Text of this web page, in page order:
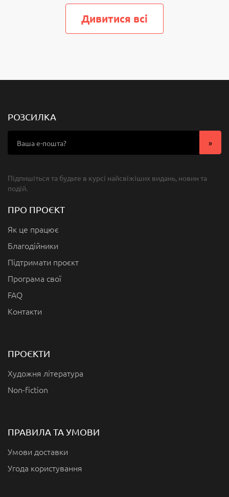
Дивитися всi
РОЗСИЛКА
Підпишіться та будьте в курсі найсвіжіших видань, новин та
подій.
ПРО ПРОЄКТ
Як це працює
Благодійники
Підтримати проєкт
Програма свої
FAQ
Контакти
ПРОЄКТИ
Художня література
Non-fiction
ПРАВИЛА ТА УМОВИ
Умови доставки
Угода користування